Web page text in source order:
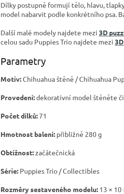
Dílky postupně formují tělo, hlavu,
model nabarvit podle konkrétního psa.
Další malé modely najdete mezi 3D
celou sadu Puppies Trio najdete mezi
Parametry
Motiv:Chihuahua štěně / Chihuahua
Provedení:dekorativní model štěněte
Počet dílků:71
Hmotnost balení: přibližně 280 g
Obtížnost:začátečnická
Série: Puppies Trio / Collectibles
Rozměry sestaveného modelu: 13 × 10